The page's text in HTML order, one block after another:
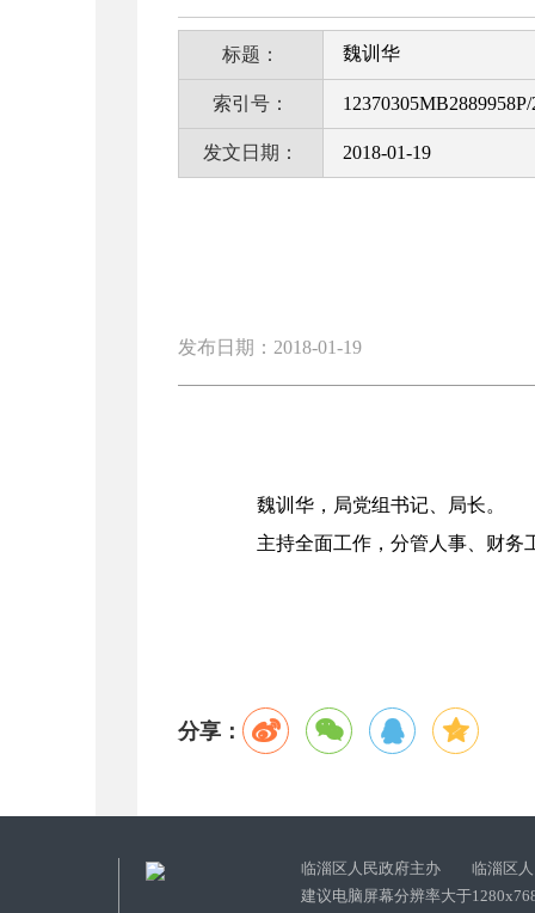
标题： 魏训华
索引号：
发文日期： 2018-01-19
发布日期：2018-01-19
魏训华，局党组书记、局长。
主持全面工作，分管人事、财务
分享：
临淄区人民政府主办 临淄区人
建议电脑屏幕分辨率大于